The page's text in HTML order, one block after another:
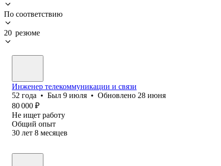
По соответствию
20 резюме
Инженер телекоммуникации и связи
52 года • Был 9 июля • Обновлено 28 июня
80 000 ₽
Не ищет работу
Общий опыт
30 лет 8 месяцев